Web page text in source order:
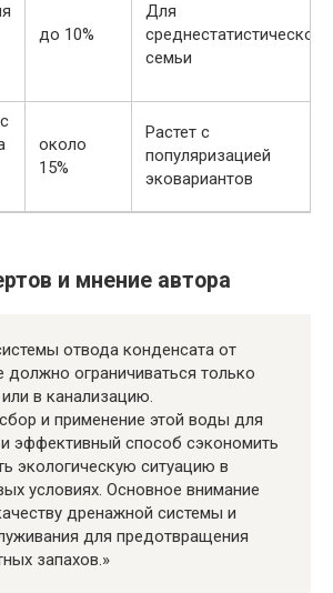
до 10%
Для
среднестатистической
семьи
около
15%
Растет с
популяризацией
эковариантов
и мнение автора
отвода конденсата от
должно ограничиваться только
в канализацию.
и применение этой воды для
эффективный способ сэкономить
экологическую ситуацию в
условиях. Основное внимание
дренажной системы и
для предотвращения
запахов.»